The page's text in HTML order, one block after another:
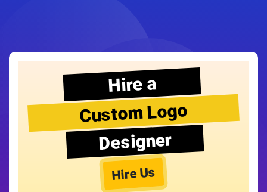
Hire a
Custom Logo
Designer
Hire Us